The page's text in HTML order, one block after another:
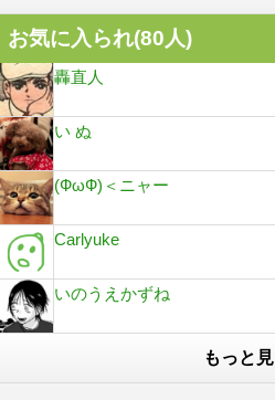
お気に入られ(80人)
轟直人
い ぬ
(ФωФ)＜ニャー
Carlyuke
いのうえかずね
もっと